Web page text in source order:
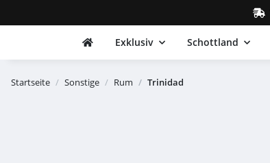
Exklusiv Schottland
Startseite Sonstige Rum Trinidad